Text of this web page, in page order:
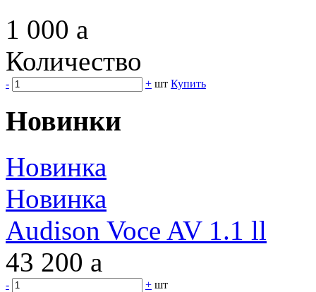
1 000 a
Количество
- + шт Купить
Новинки
Новинка
Новинка
Audison Voce AV 1.1 ll
43 200 a
- + шт